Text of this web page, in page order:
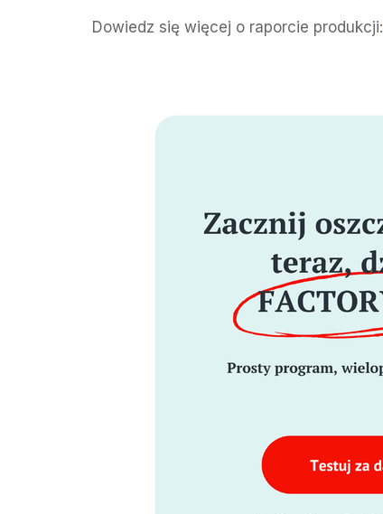
Dowiedz się więcej o raporcie produkcji: